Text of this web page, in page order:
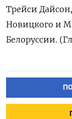
Трейси
Новицкого и
Белоруссии.